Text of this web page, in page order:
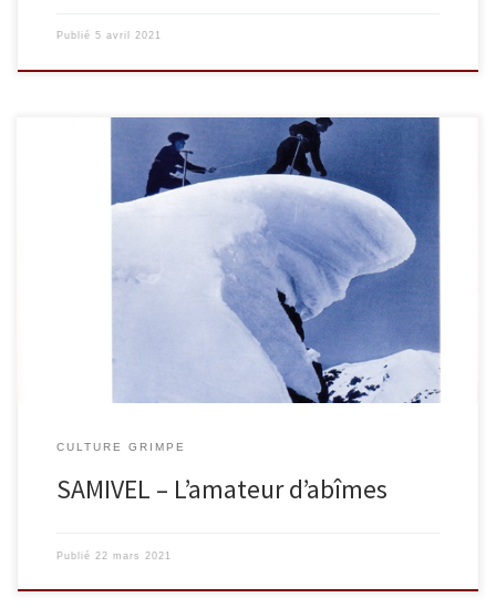
Publié 5 avril 2021
Paru pour la première fois en 1940, le chef-d’œuvre de Samivel
n’a pas vieilli d’une ligne et demeure l’un des plus grands
classiques de la littérature alpine. Le narrateur et ses deux amis –
Bob le bricoleur impénitent et François le distrait – forment une
cordée ordinaire. Ce ne sont […]
CULTURE GRIMPE
SAMIVEL – L’amateur d’abîmes
Publié 22 mars 2021